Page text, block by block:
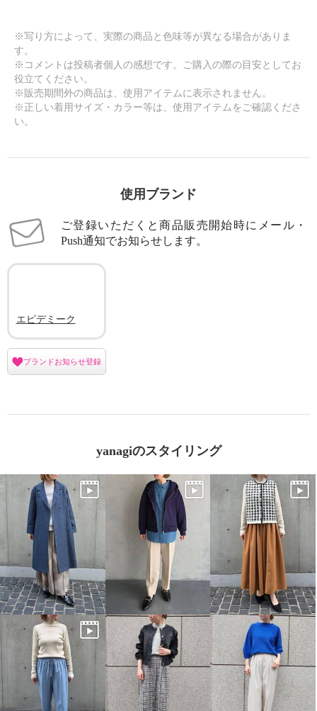
※写り方によって、実際の商品と色味等が異なる場合がありま
す。
※コメントは投稿者個人の感想です。ご購入の際の目安としてお
役立てください。
※販売期間外の商品は、使用アイテムに表示されません。
※正しい着用サイズ・カラー等は、使用アイテムをご確認くださ
い。
使用ブランド
ご登録いただくと商品販売開始時にメール・
Push通知でお知らせします。
エピデミーク
ブランドお知らせ登録
yanagiのスタイリング